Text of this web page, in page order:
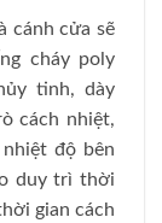
cánh cửa sẽ
cháy poly
tinh, dày
cách nhiệt,
độ bên
duy trì thời
gian cách